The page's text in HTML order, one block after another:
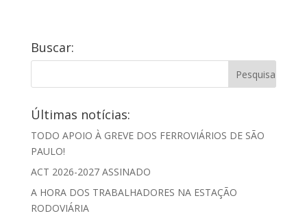
Buscar:
Últimas notícias:
TODO APOIO À GREVE DOS FERROVIÁRIOS DE SÃO
PAULO!
ACT 2026-2027 ASSINADO
A HORA DOS TRABALHADORES NA ESTAÇÃO
RODOVIÁRIA